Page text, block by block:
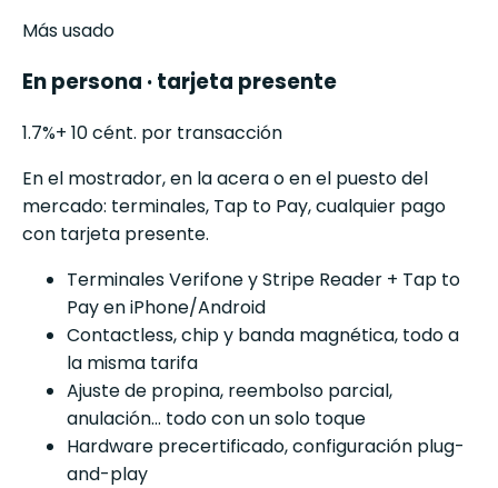
Más usado
En persona · tarjeta presente
1.7%+ 10 cént. por transacción
En el mostrador, en la acera o en el puesto del
mercado: terminales, Tap to Pay, cualquier pago
con tarjeta presente.
Terminales Verifone y Stripe Reader + Tap to
Pay en iPhone/Android
Contactless, chip y banda magnética, todo a
la misma tarifa
Ajuste de propina, reembolso parcial,
anulación... todo con un solo toque
Hardware precertificado, configuración plug-
and-play